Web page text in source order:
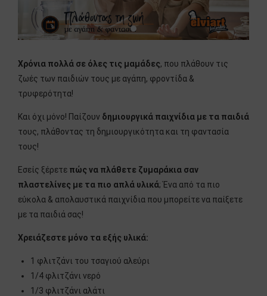
Χρόνια πολλά σε όλες τις μαμάδες, που πλάθουν τις
ζωές των παιδιών τους με αγάπη, φροντίδα &
τρυφερότητα!
Και όχι μόνο! Παίζουν δημιουργικά παιχνίδια με τα παιδιά
τους, πλάθοντας τη δημιουργικότητα και τη φαντασία
τους!
Εσείς ξέρετε πώς να πλάθετε ζυμαράκια σαν
πλαστελίνες με τα πιο απλά υλικά; Ένα από τα πιο
εύκολα & απολαυστικά παιχνίδια που μπορείτε να παίξετε
με τα παιδιά σας!
Χρειάζεστε μόνο τα εξής υλικά:
1 φλιτζάνι του τσαγιού αλεύρι
1/4 φλιτζάνι νερό
1/3 φλιτζάνι αλάτι